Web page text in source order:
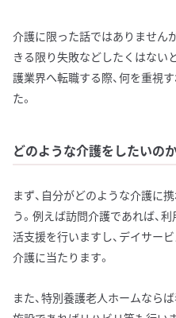
介護に限った話ではありません
きる限り失敗などしたくはない
護業界へ転職する際、何を重視
た。
どのような介護をしたいの
まず、自分がどのような介護に
う。例えば訪問介護であれば、
活支援を行いますし、デイサー
介護に当たります。
また、特別養護老人ホームなら